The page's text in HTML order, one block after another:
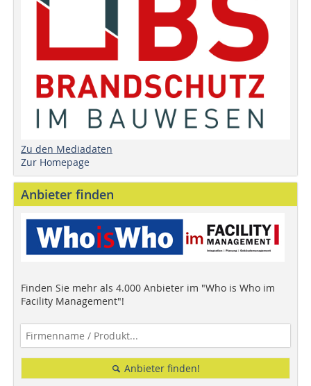
Zu den Mediadaten
Zur Homepage
Anbieter finden
Finden Sie mehr als 4.000 Anbieter im "Who is Who im
Facility Management"!
Anbieter finden!